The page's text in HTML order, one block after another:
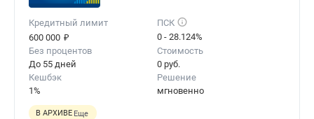
Кредитный лимит
600 000 ₽
ПСК
0 - 28.124%
Без процентов
До 55 дней
Стоимость
0 руб.
Кешбэк
1%
Решение
мгновенно
В АРХИВЕ Еще